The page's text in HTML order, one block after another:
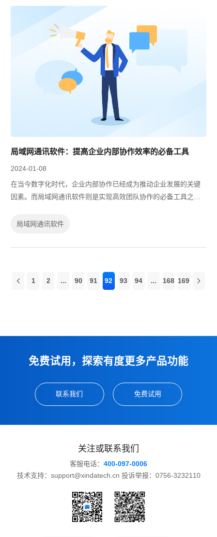
局域网通讯软件：提高企业内部协作效率的必备工具
2024-01-08
在当今数字化时代，企业内部协作已经成为推动企业发展的关键
因素。而局域网通讯软件则是实现高效团队协作的必备工具之
企业实现协作新境界。
局域网通讯软件
1 2 ... 90 91 92 93 94 ... 168 169
免费试用，探索有度更多产品功能
联系我们 免费试用
关注或联系我们
客服电话： 400-097-0006
技术支持：support@xindatech.cn 投诉举报：0756-3232110